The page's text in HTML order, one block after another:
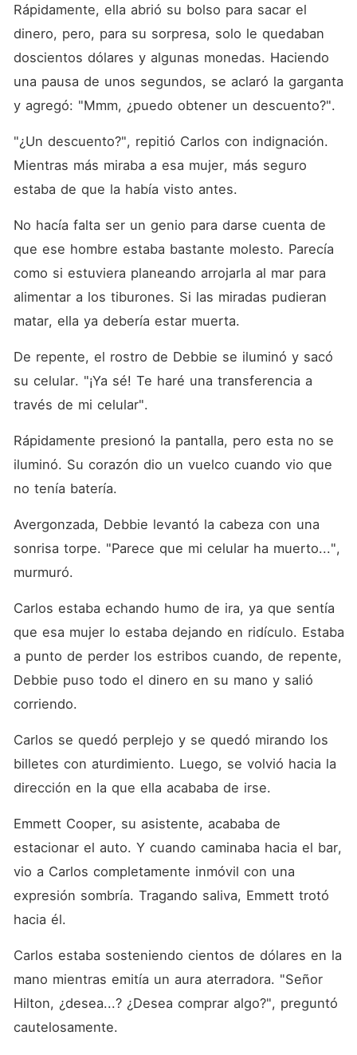
Rápidamente, ella abrió su bolso para sacar el
dinero, pero, para su sorpresa, solo le quedaban
doscientos dólares y algunas monedas. Haciendo
una pausa de unos segundos, se aclaró la garganta
y agregó: "Mmm, ¿puedo obtener un descuento?".
"¿Un descuento?", repitió Carlos con indignación.
Mientras más miraba a esa mujer, más seguro
estaba de que la había visto antes.
No hacía falta ser un genio para darse cuenta de
que ese hombre estaba bastante molesto. Parecía
como si estuviera planeando arrojarla al mar para
alimentar a los tiburones. Si las miradas pudieran
matar, ella ya debería estar muerta.
De repente, el rostro de Debbie se iluminó y sacó
su celular. "¡Ya sé! Te haré una transferencia a
través de mi celular".
Rápidamente presionó la pantalla, pero esta no se
iluminó. Su corazón dio un vuelco cuando vio que
no tenía batería.
Avergonzada, Debbie levantó la cabeza con una
sonrisa torpe. "Parece que mi celular ha muerto...",
murmuró.
Carlos estaba echando humo de ira, ya que sentía
que esa mujer lo estaba dejando en ridículo. Estaba
a punto de perder los estribos cuando, de repente,
Debbie puso todo el dinero en su mano y salió
corriendo.
Carlos se quedó perplejo y se quedó mirando los
billetes con aturdimiento. Luego, se volvió hacia la
dirección en la que ella acababa de irse.
Emmett Cooper, su asistente, acababa de
estacionar el auto. Y cuando caminaba hacia el bar,
vio a Carlos completamente inmóvil con una
expresión sombría. Tragando saliva, Emmett trotó
hacia él.
Carlos estaba sosteniendo cientos de dólares en la
mano mientras emitía un aura aterradora. "Señor
Hilton, ¿desea...? ¿Desea comprar algo?", preguntó
cautelosamente.